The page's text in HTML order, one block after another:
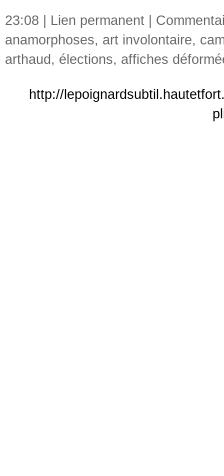
23:08 | Lien permanent
anamorphoses, art involontaire,
arthaud , élections, affiches
http://